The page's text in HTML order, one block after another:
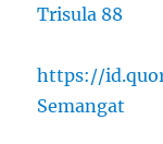
Trisula 88
https://
Semangat